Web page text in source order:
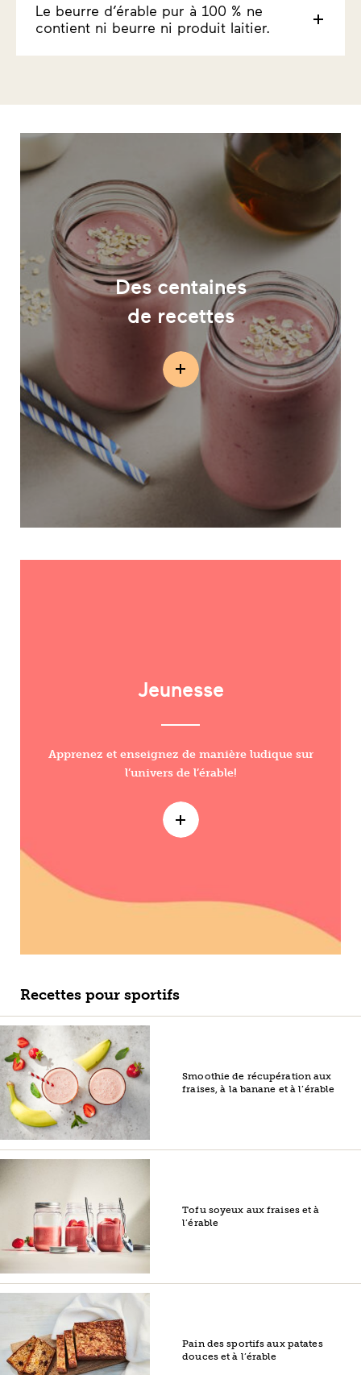
Le beurre d’érable pur à 100 % ne
contient ni beurre ni produit laitier.
Des centaines
de recettes
Jeunesse
Apprenez et enseignez de manière ludique sur
l’univers de l’érable!
Recettes pour sportifs
Smoothie de récupération aux
fraises, à la banane et à l’érable
Tofu soyeux aux fraises et à
l’érable
Pain des sportifs aux patates
douces et à l’érable